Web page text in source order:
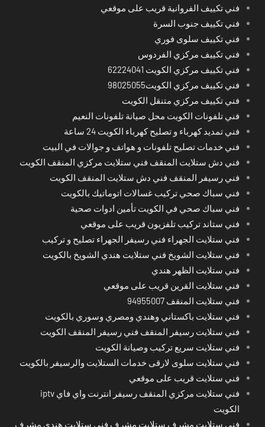
فني تكييف الفروانية قريب على موقعي
فني تكييف جنوب السرة
فني تكييف سلوى فوري
فني تكييف مركزي الفردوس
فني تكييف مركزي الكويت 62224041
فني تكييف مركزي الكويت98025055
فني تكييف مركزي متنقل الكويت
فني تلفونات الكويت محل صيانة تلفونات النعيم
فني تمديد كهرباء و تصليح كهرباء الكويت 24 ساعة
فني خدمات تصليح تلفونات و هواتف و جوالات في البيت
فني دش ستلايت المنقف فني ستلايت مركزي المنقف الكويت
فني رسيفر المنقف فني دش ستلايت المنقف الكويت
فني سباك صحي تركيب غسالات اتوماتيك بالكويت
فني سباك صحي في الكويت تأمين ادوات صحية
فني ستاند تركيب تلفزيون قريب على موقعي
فني ستلايت الجهراء فني رسيفر الجهراء تصليح و تركيب
فني ستلايت الشويخ فني ستلايت هندي الشويخ بالكويت
فني ستلايت الظهر هندي
فني ستلايت القرين قريب على موقعي
فني ستلايت المنقف 94955007
فني ستلايت باكستاني وهندي ومصري وسوري بالكويت
فني ستلايت رسيفر المنقف فني رسيفر المنقف الكويت
فني ستلايت سريع تركيب وصيانة الكويت
فني ستلايت سلوى لارقى خدمات الستلايت والرسيفر بالكويت
فني ستلايت قريب على موقعي
فني ستلايت مركزي المنقف رسيفر انترنت واي فاي iptv
الكويت
فني ستلايت مشرف ستلايت مشرف فني ستلايت هندي مشرف